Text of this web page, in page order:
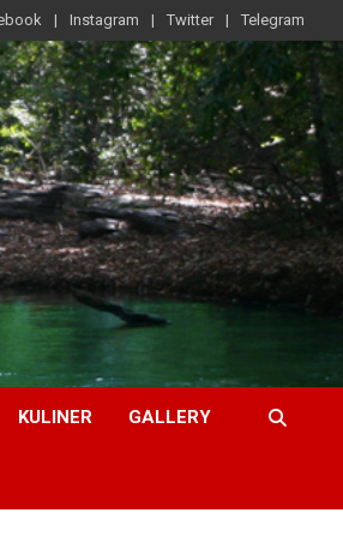
Instagram Twitter Telegram
KULINER GALLERY